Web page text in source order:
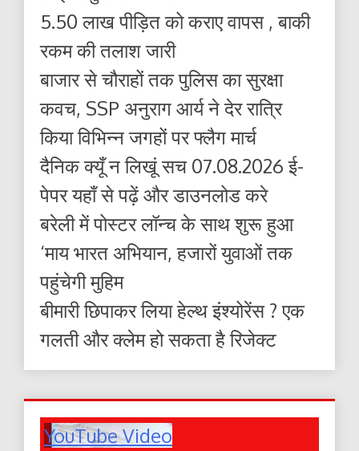
5.50 लाख पीड़ित को कराए वापस , बाकी
रकम की तलाश जारी
बाजार से चौराहों तक पुलिस का सुरक्षा
कवच, SSP अनुराग आर्य ने देर रात्रि
किया विभिन्न जगहों पर फ्लैग मार्च
दैनिक क्यूँ न लिखूं सच 07.08.2026 ई-
पेपर यहाँ से पढ़ें और डाउनलोड करे
बरेली में पोस्टर लॉन्च के साथ शुरू हुआ
‘माय भारत अभियान, हजारों युवाओं तक
पहुंचेगी मुहिम
बीमारी छिपाकर लिया हेल्थ इंश्योरेंस ? एक
गलती और क्लेम हो सकता है रिजेक्ट
YouTube Video